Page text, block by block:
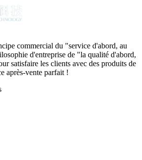
commercial du "service d'abord, au
d'entreprise de "la qualité d'abord,
satisfaire les clients avec des produits de
après-vente parfait !